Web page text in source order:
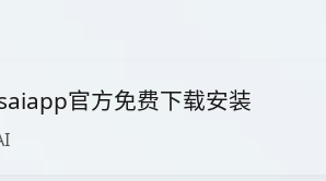
官方免费下载安装